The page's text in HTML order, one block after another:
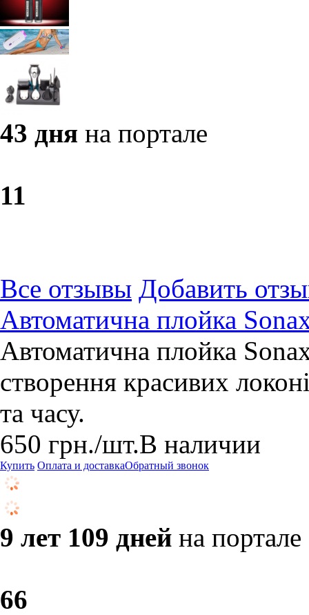
43 дня на портале
11
Все отзывы Добавить
Автоматична плойка
Автоматична плойка
створення красивих
та часу.
650 грн./шт.В наличии
Купить Оплата и доставкаОбратный звонок
9 лет 109 дней на портале
66